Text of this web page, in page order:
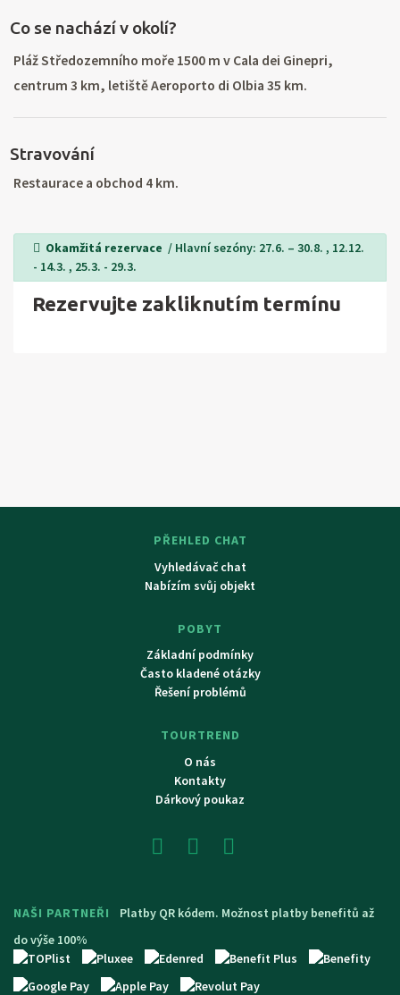
Co se nachází v okolí?
Pláž Středozemního moře 1500 m v Cala dei Ginepri,
centrum 3 km, letiště Aeroporto di Olbia 35 km.
Stravování
Restaurace a obchod 4 km.
Okamžitá rezervace / Hlavní sezóny: 27.6. – 30.8. , 12.12.
- 14.3. , 25.3. - 29.3.
Rezervujte zakliknutím termínu
PŘEHLED CHAT
Vyhledávač chat
Nabízím svůj objekt
POBYT
Základní podmínky
Často kladené otázky
Řešení problémů
TOURTREND
O nás
Kontakty
Dárkový poukaz
NAŠI PARTNEŘI
Platby QR kódem. Možnost platby benefitů až
do výše 100%